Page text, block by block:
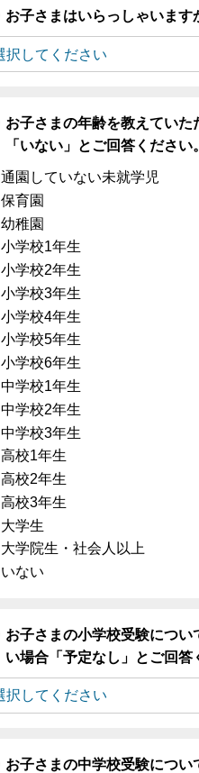
お子さまはいらっしゃいます
お子さまの年齢を教えてい
「いない」とご回答ください。
通園していない未就学児
保育園
幼稚園
小学校1年生
小学校2年生
小学校3年生
小学校4年生
小学校5年生
小学校6年生
中学校1年生
中学校2年生
中学校3年生
高校1年生
高校2年生
高校3年生
大学生
大学院生・社会人以上
いない
お子さまの小学校受験につ
い場合「予定なし」とご回答
お子さまの中学校受験につ